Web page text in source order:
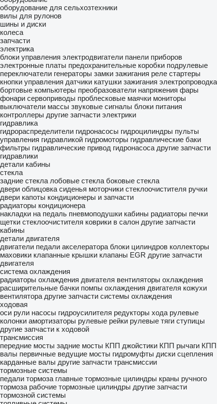
оборудование для сельхозтехники
вилы для рулонов
шины и диски
колеса
запчасти
электрика
блоки управления электродвигатели панели приборов
электронные платы предохранительные коробки подрулевые
переключатели генераторы замки зажигания реле стартеры
кнопки управления датчики катушки зажигания электропроводка
бортовые компьютеры преобразователи напряжения фары
фонари сервоприводы проблесковые маячки мониторы
выключатели массы звуковые сигналы блоки питания
контроллеры другие запчасти электрики
гидравлика
гидрораспределители гидронасосы гидроцилиндры пульты
управления гидравликой гидромоторы гидравлические баки
фильтры гидравлические привод гидронасоса другие запчасти
гидравлики
детали кабины
стекла
задние стекла лобовые стекла боковые стекла
двери облицовка сиденья моторчики стеклоочистителя ручки
двери капоты кондиционеры и запчасти
радиаторы кондиционера
накладки на педаль пневмоподушки кабины радиаторы печки
щетки стеклоочистителя коврики в салон другие запчасти
кабины
детали двигателя
двигатели педали акселератора блоки цилиндров коллекторы
маховики клапанные крышки клапаны EGR другие запчасти
двигателя
система охлаждения
радиаторы охлаждения двигателя вентиляторы охлаждения
расширительные бачки помпы охлаждения двигателя кожухи
вентилятора другие запчасти системы охлаждения
ходовая
оси рули насосы гидроусилителя редукторы хода рулевые
колонки амортизаторы рулевые рейки рулевые тяги ступицы
другие запчасти к ходовой
трансмиссия
передние мосты задние мосты КПП джойстики КПП рычаги КПП
валы первичные ведущие мосты гидромуфты диски сцепления
карданные валы другие запчасти трансмиссии
тормозные системы
педали тормоза главные тормозные цилиндры краны ручного
тормоза рабочие тормозные цилиндры другие запчасти
тормозной системы